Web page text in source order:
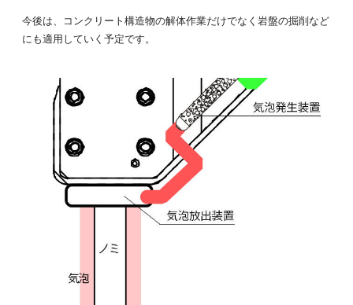
今後は、コンクリート構造物の解体作業だけでなく岩盤の掘削など
にも適用していく予定です。